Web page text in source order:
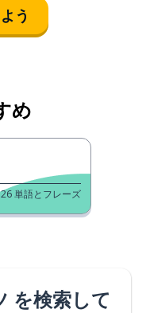
う
め
26単語とフレーズ
を検索して